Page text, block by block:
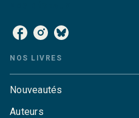
NOS LIVRES
Nouveautés
Auteurs